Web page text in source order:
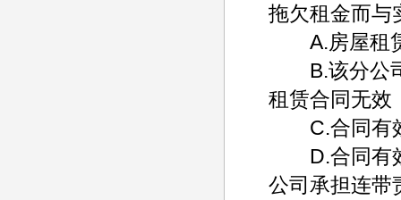
拖欠租金而与
A.房屋租赁
B.该分公司
租赁合同无效
C.合同有效
D.合同有效
公司承担连带